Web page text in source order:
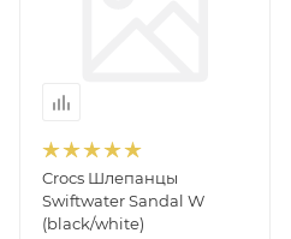
Crocs Шлепанцы
Swiftwater Sandal W
(black/white)